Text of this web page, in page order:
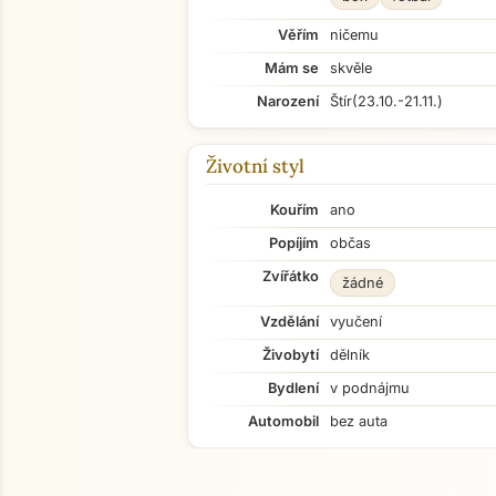
Věřím
ničemu
Mám se
skvěle
Narození
Štír(23.10.-21.11.)
Životní styl
Kouřím
ano
Popíjím
občas
Zvířátko
žádné
Vzdělání
vyučení
Živobytí
dělník
Bydlení
v podnájmu
Automobil
bez auta